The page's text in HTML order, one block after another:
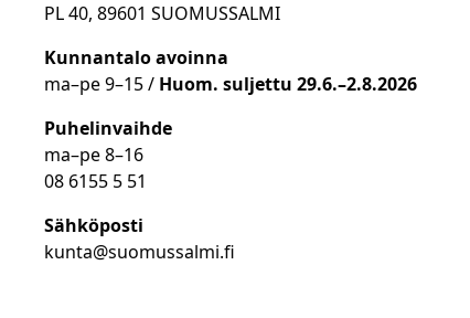
PL 40, 89601 SUOMUSSALMI
Kunnantalo avoinna
ma–pe 9–15 / Huom. suljettu 29.6.–2.8.2026
Puhelinvaihde
ma–pe 8–16
08 6155 5 51
Sähköposti
kunta@suomussalmi.fi